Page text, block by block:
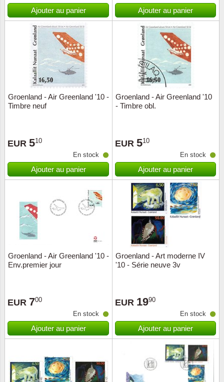
Ajouter au panier Ajouter au panier
Groenland - Air Greenland '10 -
Timbre neuf
EUR 510
En stock
Ajouter au panier
Groenland - Air Greenland '10
- Timbre obl.
EUR 510
En stock
Ajouter au panier
Groenland - Air Greenland '10 -
Env.premier jour
EUR 700
En stock
Ajouter au panier
Groenland - Art moderne IV
'10 - Série neuve 3v
EUR 1990
En stock
Ajouter au panier